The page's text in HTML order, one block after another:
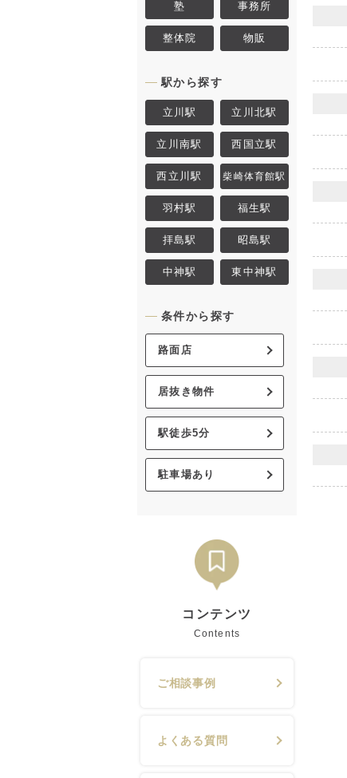
塾 事務所
整体院 物販
駅から探す
立川駅 立川北駅
立川南駅 西国立駅
西立川駅 柴崎体育館駅
羽村駅 福生駅
拝島駅 昭島駅
中神駅 東中神駅
条件から探す
路面店
居抜き物件
駅徒歩5分
駐車場あり
コンテンツ
Contents
ご相談事例
よくある質問